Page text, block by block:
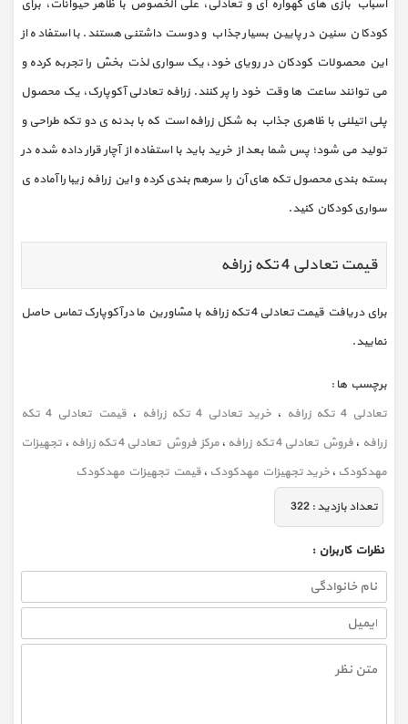
اسباب بازی های گهواره ای و تعادلی، علی الخصوص با ظاهر حیوانات، برای
کودکان سنین در پایین بسیار جذاب و دوست داشتنی هستند. با استفاده از
این محصولات کودکان در رویای خود، یک سواری لذت بخش را تجربه کرده و
می توانند ساعت ها وقت خود را پر کنند. زرافه تعادلی آکوپارک، یک محصول
پلی اتیلنی با ظاهری جذاب به شکل زرافه است که با بدنه ی دو تکه طراحی و
تولید می شود؛ پس شما بعد از خرید باید با استفاده از آچار قرار داده شده در
بسته بندی محصول تکه های آن را سرهم بندی کرده و این زرافه زیبا را آماده ی
سواری کودکان کنید.
قیمت تعادلی 4 تکه زرافه
برای دریافت قیمت تعادلی 4 تکه زرافه با مشاورین ما در آکوپارک تماس حاصل
نمایید.
برچسب ها :
تعادلی 4 تکه زرافه
، خرید تعادلی 4 تکه زرافه ،
قیمت تعادلی 4 تکه
زرافه ، فروش تعادلی 4 تکه زرافه ،مرکز فروش تعادلی 4 تکه زرافه ، تجهیزات
مهدکودک ،خرید تجهیزات مهدکودک ،قیمت تجهیزات مهدکودک
تعداد بازديد :322
نظرات كاربران :